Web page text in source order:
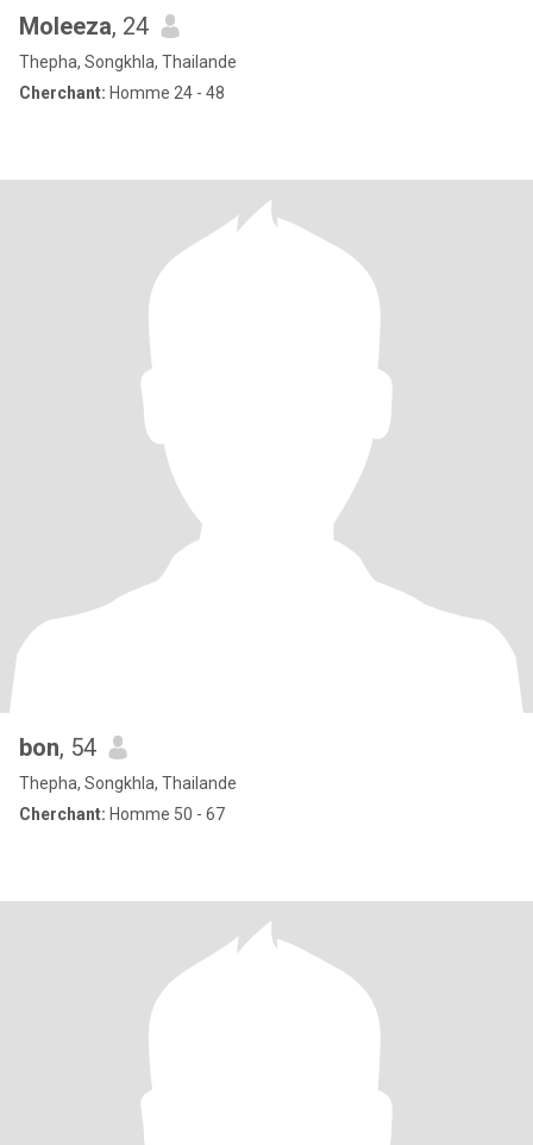
Moleeza, 24
Thepha, Songkhla, Thailande
Cherchant: Homme 24 - 48
bon, 54
Thepha, Songkhla, Thailande
Cherchant: Homme 50 - 67